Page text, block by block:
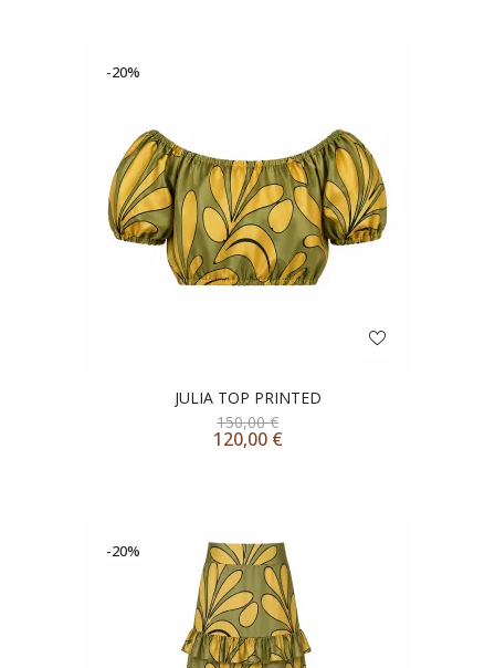
-20%
JULIA TOP PRINTED
150,00€
120,00 €
-20%